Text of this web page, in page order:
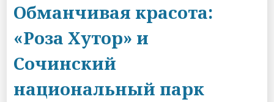
Обманчивая красота:
«Роза Хутор» и
Сочинский
национальный парк